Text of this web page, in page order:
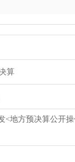
算
地方预决算公开